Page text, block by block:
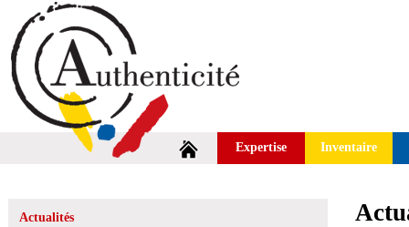
Expertise Inventaire
Actualités